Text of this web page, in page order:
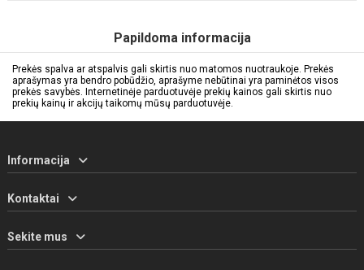
Papildoma informacija
Prekės spalva ar atspalvis gali skirtis nuo matomos nuotraukoje. Prekės
aprašymas yra bendro pobūdžio, aprašyme nebūtinai yra paminėtos visos
prekės savybės. Internetinėje parduotuvėje prekių kainos gali skirtis nuo
prekių kainų ir akcijų taikomų mūsų parduotuvėje.
Informacija
Kontaktai
Sekite mus